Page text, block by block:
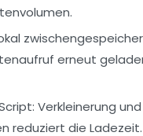
erneut
Verkleinerung und
reduziert die Ladezeit.